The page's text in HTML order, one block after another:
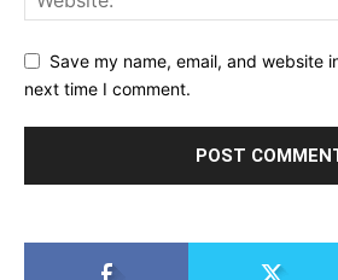
Save my name, email, and website
next time I comment.